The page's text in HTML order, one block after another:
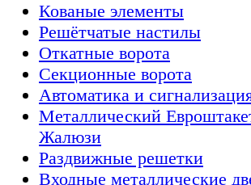
Кованые элементы
Решётчатые настилы
Откатные ворота
Секционные ворота
Автоматика и
Металлический
Жалюзи
Раздвижные решетки
Входные металлические